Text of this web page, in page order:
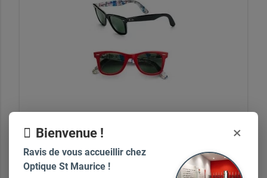
Série limited Ray Ban Métro
Bienvenue ! ×
Ravis de vous accueillir chez
Optique St Maurice !